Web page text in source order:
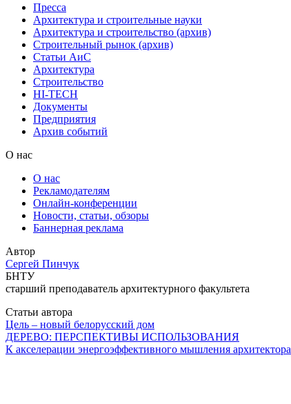
Пресса
Архитектура и строительные науки
Архитектура и строительство (архив)
Строительный рынок (архив)
Статьи АиС
Архитектура
Строительство
HI-TECH
Документы
Предприятия
Архив событий
О нас
О нас
Рекламодателям
Онлайн-конференции
Новости, статьи, обзоры
Баннерная реклама
Автор
Сергей Пинчук
БНТУ
старший преподаватель архитектурного факультета
Статьи автора
Цель – новый белорусский дом
ДЕРЕВО: ПЕРСПЕКТИВЫ ИСПОЛЬЗОВАНИЯ
К акселерации энергоэффективного мышления архитектора